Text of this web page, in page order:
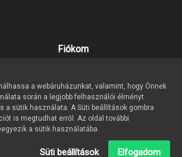
Fiókom
Kívánságlista
Hírlevél
Bestmind 2000 Kft. Minden jog fentartva!
a webáruházunkat, valamint, hogy Önnek
során a legjobb felhasználói élményt
a sütik használata. A Süti beállítások gombra
is megtudhat erről. Az oldal további
a sütik használatába.
Süti beállítások Elfogadom